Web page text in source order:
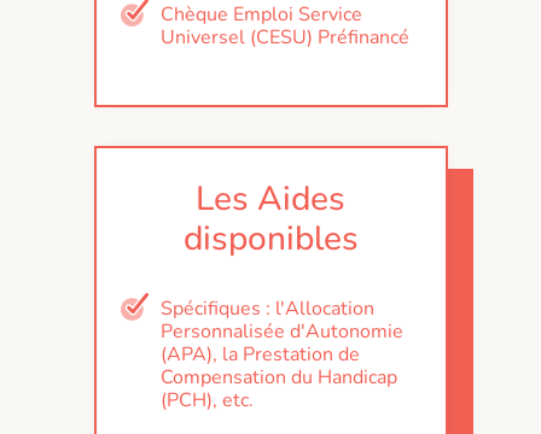
Chèque Emploi Service
Universel (CESU) Préfinancé
Les Aides
disponibles
Spécifiques : l'Allocation
Personnalisée d'Autonomie
(APA), la Prestation de
Compensation du Handicap
(PCH), etc.